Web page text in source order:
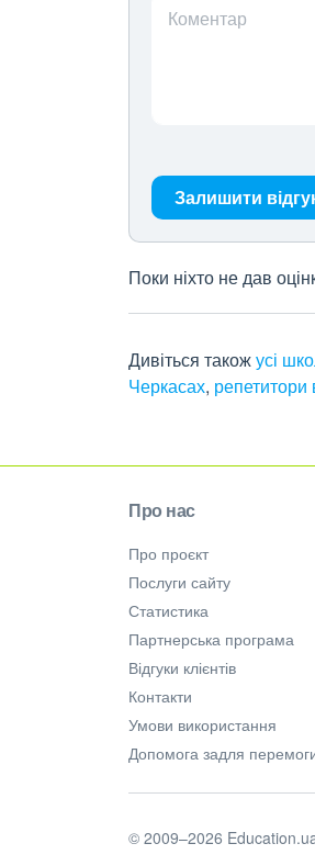
Коментар
Залишити
Поки ніхто не дав
Дивіться такожусі
Черкасах,
Про нас
Про проєкт
Послуги сайту
Статистика
Партнерська програма
Відгуки клієнтів
Контакти
Умови використання
Допомога задля
© 2009–2026